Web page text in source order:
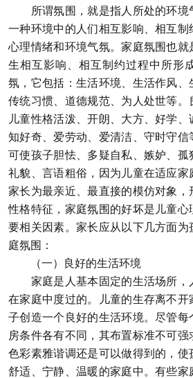
所谓氛围，就是指人所处的环境
一种环境中的人们相互影响、相互制
心理情绪和环境气氛。家庭氛围也
生相互影响、相互制约过程中所形
氛，它包括：生活环境、生活作风、
传统习惯、道德规范、为人处世等。
儿童性格活泼、开朗、大方、好学
知好奇、爱劳动、爱清洁、守时守信
可使孩子胆怯、多疑自私、嫉妒、
礼貌、言语粗俗，因为儿童在适应家
家长为最亲近、最直接的模仿对象，
性格特征，家庭氛围的好坏是儿童
要相关因素。家长应从以下几方面为
庭氛围：
（一）良好的生活环境
家庭是人基本固定的生活场所，
在家庭中度过的。儿童的生存离不
子创造一个良好的生活环境。尽管每
房条件各有不同，其布置标准不可强
色彩素雅谐调还是可以做得到的，使
舒适、宁静、温暖的家庭中。有些家